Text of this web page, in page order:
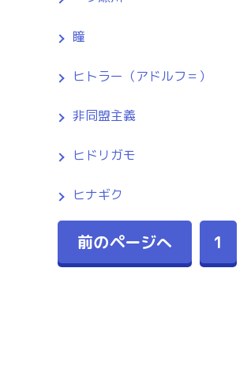
瞳
ヒトラー（アドルフ＝）
非同盟主義
ヒドリガモ
ヒナギク
前のページへ 1